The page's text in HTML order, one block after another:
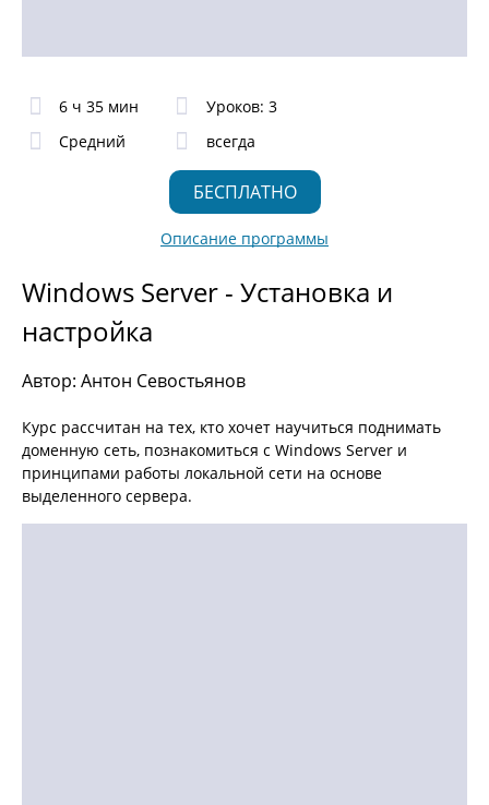
6 ч 35 мин
Уроков: 3
Средний
всегда
БЕСПЛАТНО
Описание программы
Windows Server - Установка и
настройка
Автор: Антон Севостьянов
Курс рассчитан на тех, кто хочет научиться поднимать
доменную сеть, познакомиться с Windows Server и
принципами работы локальной сети на основе
выделенного сервера.